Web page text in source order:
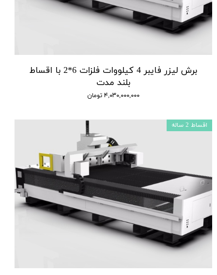
برش لیزر فایبر 4 کیلووات فلزات 6*2 با اقساط
بلند مدت
۴,۰۳۰,۰۰۰,۰۰۰ تومان
اقساط 2 ساله